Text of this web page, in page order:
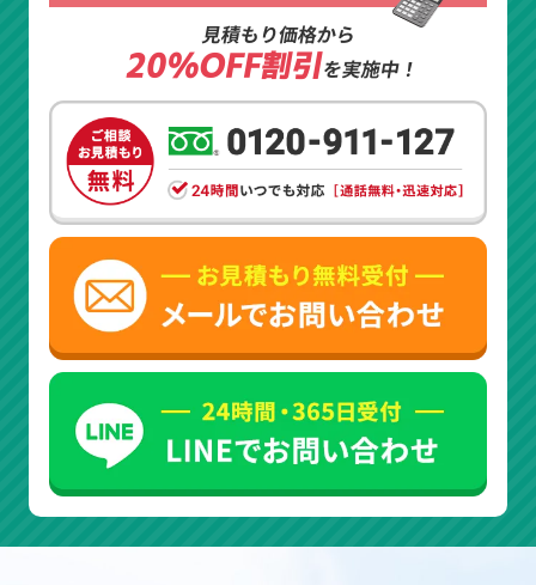
見積もり価格から
20%OFF割引を実施中！